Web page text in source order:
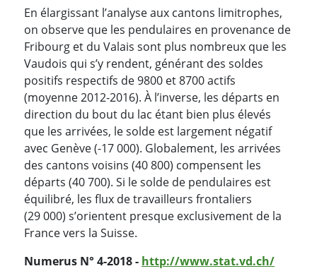
En élargissant l’analyse aux cantons limitrophes,
on observe que les pendulaires en provenance de
Fribourg et du Valais sont plus nombreux que les
Vaudois qui s’y rendent, générant des soldes
positifs respectifs de 9800 et 8700 actifs
(moyenne 2012-2016). À l’inverse, les départs en
direction du bout du lac étant bien plus élevés
que les arrivées, le solde est largement négatif
avec Genève (-17 000). Globalement, les arrivées
des cantons voisins (40 800) compensent les
départs (40 700). Si le solde de pendulaires est
équilibré, les flux de travailleurs frontaliers
(29 000) s’orientent presque exclusivement de la
France vers la Suisse.
Numerus N° 4-2018 - http://www.stat.vd.ch/